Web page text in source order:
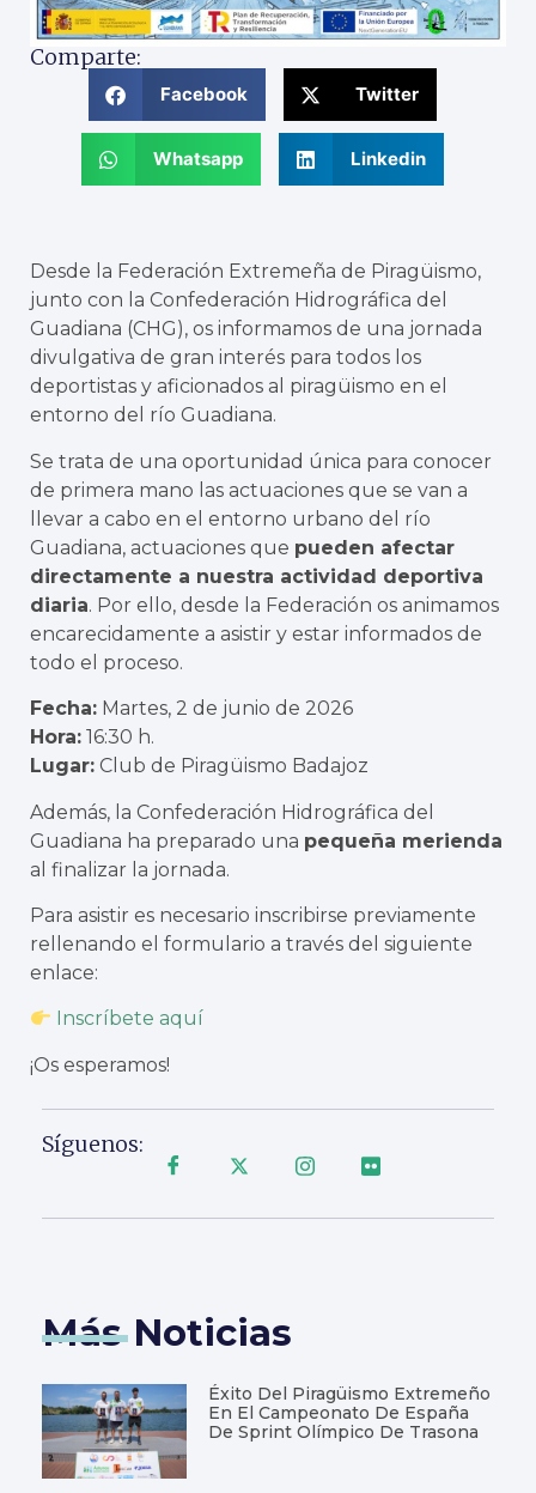
Comparte:
Facebook Twitter
Whatsapp Linkedin
Desde la Federación Extremeña de Piragüismo,
junto con la Confederación Hidrográfica del
Guadiana (CHG), os informamos de una jornada
divulgativa de gran interés para todos los
deportistas y aficionados al piragüismo en el
entorno del río Guadiana.
Se trata de una oportunidad única para conocer
de primera mano las actuaciones que se van a
llevar a cabo en el entorno urbano del río
Guadiana, actuaciones que pueden afectar
directamente a nuestra actividad deportiva
diaria. Por ello, desde la Federación os animamos
encarecidamente a asistir y estar informados de
todo el proceso.
Fecha: Martes, 2 de junio de 2026
Hora: 16:30 h.
Lugar: Club de Piragüismo Badajoz
Además, la Confederación Hidrográfica del
Guadiana ha preparado una pequeña merienda
al finalizar la jornada.
Para asistir es necesario inscribirse previamente
rellenando el formulario a través del siguiente
enlace:
Inscríbete aquí
¡Os esperamos!
Síguenos:
Más Noticias
Éxito Del Piragüismo Extremeño
En El Campeonato De España
De Sprint Olímpico De Trasona